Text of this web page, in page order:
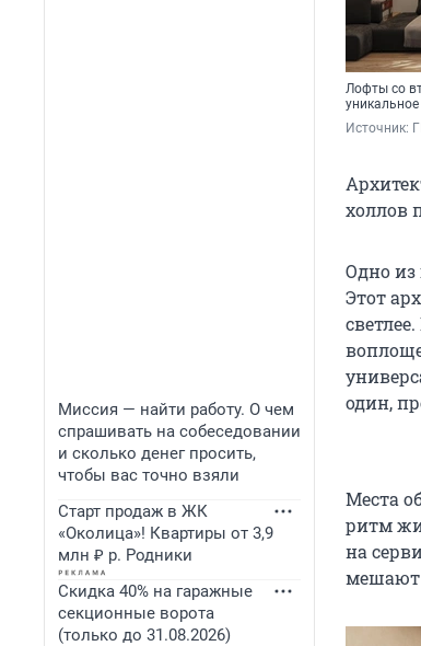
Миссия — найти работу. О чем
спрашивать на собеседовании
и сколько денег просить,
чтобы вас точно взяли
Старт продаж в ЖК
«Околица»! Квартиры от 3,9
млн ₽ р. Родники
Скидка 40% на гаражные
секционные ворота
(только до 31.08.2026)
Лофты со
Источник:
холлов
Одно из
Этот
один,
Места
ритм
на
мешают